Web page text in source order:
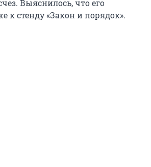
Выяснилось, что его
к стенду «Закон и порядок».